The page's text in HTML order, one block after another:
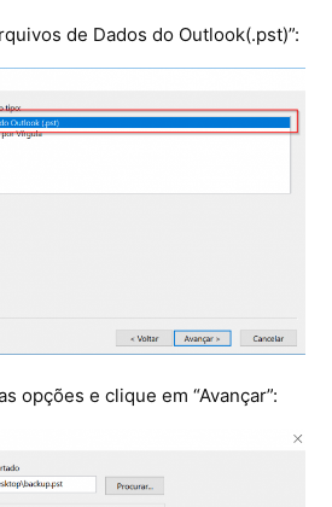
de Dados do Outlook(.pst)”:
opções e clique em “Avançar”: